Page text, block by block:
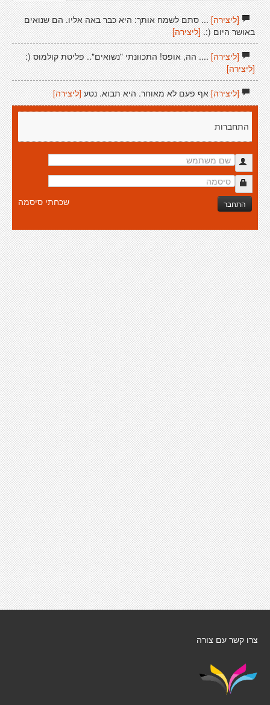
[ליצירה]... סתם לשמח אותך: היא כבר באה אליו. הם שנואים
באושר היום (:. [ליצירה]
[ליצירה].... הה, אופס! התכוונתי "נשואים".. פליטת קולמוס (:
[ליצירה]
[ליצירה]אף פעם לא מאוחר. היא תבוא. נטע [ליצירה]
התחברות
התחבר שכחתי סיסמה
צרו קשר עם צורה